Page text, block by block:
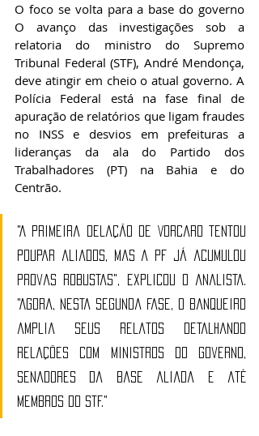
O foco se volta para a base do governo
O avanço das investigações sob a
relatoria do ministro do Supremo
Tribunal Federal (STF), André Mendonça,
deve atingir em cheio o atual governo. A
Polícia Federal está na fase final de
apuração de relatórios que ligam fraudes
no INSS e desvios em prefeituras a
lideranças da ala do Partido dos
Trabalhadores (PT) na Bahia e do
Centrão.
"A primeira delação de Vorcaro tentou
poupar aliados, mas a PF já acumulou
provas robustas", explicou o analista.
"Agora, nesta segunda fase, o banqueiro
amplia seus relatos detalhando
relações com ministros do governo,
senadores da base aliada e até
membros do STF."